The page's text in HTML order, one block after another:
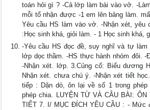
toán hỏi gì ? -Cả lớp làm bài vào vở. -
mỗi tổ nhận được -1 em lên bảng làm.
Yêu cầu HS làm vào vở. -Nhận xét, yêu
:Học sinh khá, giỏi làm. - 1 Học sinh khá,
-Yêu cầu HS đọc đề, suy nghĩ và tự làm
lớp dọc thầm. -HS thực hành nhóm đôi.
-Nhận xét. lớp. 3.Củng cố: Biểu dương
Nhận xét. chưa chú ý. -Nhận xét tiết
tiếp : Dặn dò, ôn lại về số 1 trong phép
phép chia. LUYỆN TỪ VÀ CÂU BÀI:
TIẾT 7. I/ MỤC ĐÍCH YÊU CẦU : - Mức